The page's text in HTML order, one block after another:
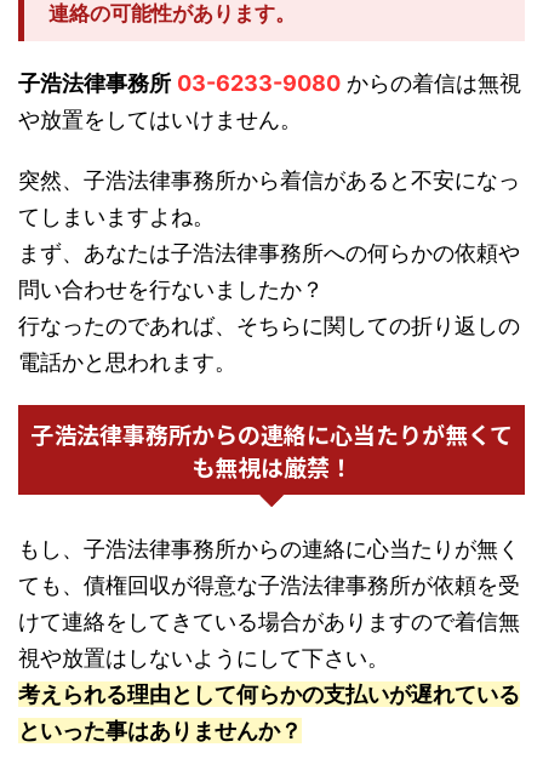
連絡の可能性があります。
子浩法律事務所 03-6233-9080 からの着信は無視
や放置をしてはいけません。
突然、子浩法律事務所から着信があると不安になっ
てしまいますよね。
まず、あなたは子浩法律事務所への何らかの依頼や
問い合わせを行ないましたか？
行なったのであれば、そちらに関しての折り返しの
電話かと思われます。
子浩法律事務所からの連絡に心当たりが無くて
も無視は厳禁！
もし、子浩法律事務所からの連絡に心当たりが無く
ても、債権回収が得意な子浩法律事務所が依頼を受
けて連絡をしてきている場合がありますので着信無
視や放置はしないようにして下さい。
考えられる理由として何らかの支払いが遅れている
といった事はありませんか？